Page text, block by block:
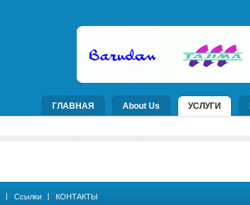
ГЛАВНАЯ About Us УСЛУГИ
Ссылки КОНТАКТЫ